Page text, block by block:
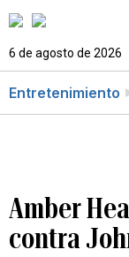
6 de agosto de 2026
Entretenimiento
Amber
contra